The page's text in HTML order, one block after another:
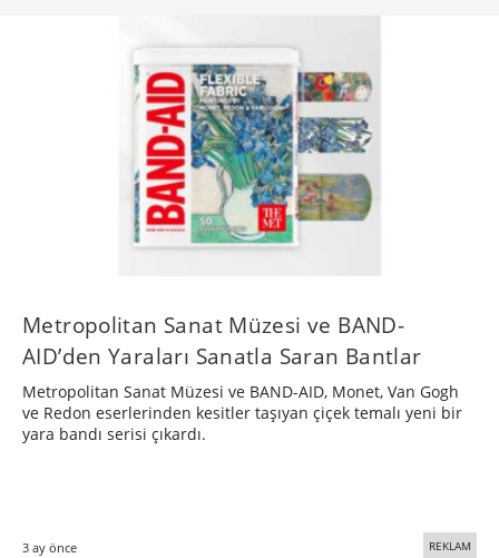
Metropolitan Sanat Müzesi ve BAND-
AID’den Yaraları Sanatla Saran Bantlar
Metropolitan Sanat Müzesi ve BAND-AID, Monet, Van Gogh
ve Redon eserlerinden kesitler taşıyan çiçek temalı yeni bir
yara bandı serisi çıkardı.
3 ay önce REKLAM